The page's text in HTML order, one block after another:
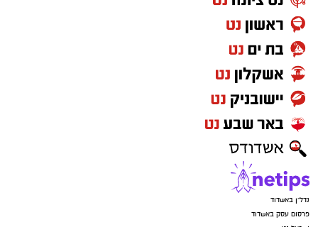
רוצה לעקוב אחרי הערוץ של הקבוצה "אשדוד נט"
ב-WhatsApp לחצו כאן
להורדת אפליקציה של אשדוד נט לחצו כאן
עקבו בפייסבוק
עקבו באינסטגרם
נדל"ן באשדוד
פרסום עסק באשדוד